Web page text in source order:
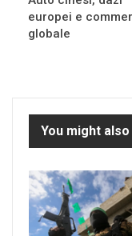
europei e
globale
You might